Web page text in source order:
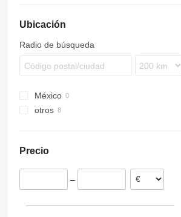
432
438
444
D series
110
926
930
TM
410
NH
Ubicación
Radio de búsqueda
México
otros
Precio
–